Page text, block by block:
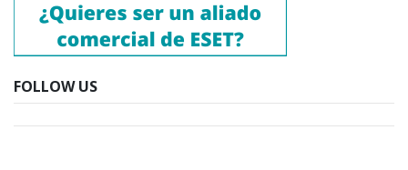
FOLLOW US